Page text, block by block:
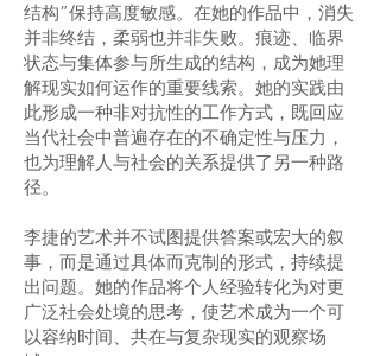
结构”保持高度敏感。在她的作品中，消失
并非终结，柔弱也并非失败。痕迹、临界
状态与集体参与所生成的结构，成为她理
解现实如何运作的重要线索。她的实践由
此形成一种非对抗性的工作方式，既回应
当代社会中普遍存在的不确定性与压力，
也为理解人与社会的关系提供了另一种路
径。
李捷的艺术并不试图提供答案或宏大的叙
事，而是通过具体而克制的形式，持续提
出问题。她的作品将个人经验转化为对更
广泛社会处境的思考，使艺术成为一个可
以容纳时间、共在与复杂现实的观察场